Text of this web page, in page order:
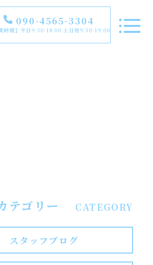
090-4565-3304
業時間】平日9:30-18:00 土日祝9:30-19:00
CATEGORY
テゴリー
スタッフブログ